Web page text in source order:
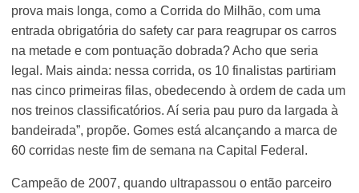
prova mais longa, como a Corrida do Milhão, com uma
entrada obrigatória do safety car para reagrupar os carros
na metade e com pontuação dobrada? Acho que seria
legal. Mais ainda: nessa corrida, os 10 finalistas partiriam
nas cinco primeiras filas, obedecendo à ordem de cada um
nos treinos classificatórios. Aí seria pau puro da largada à
bandeirada”, propõe. Gomes está alcançando a marca de
60 corridas neste fim de semana na Capital Federal.
Campeão de 2007, quando ultrapassou o então parceiro